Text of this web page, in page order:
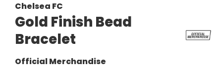
Chelsea FC
Gold Finish Bead
Bracelet
Official Merchandise